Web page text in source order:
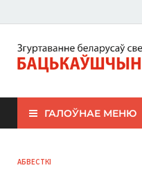
ЗБС
ГАЛОЎНАЕ МЕНЮ
АБВЕСТКІ